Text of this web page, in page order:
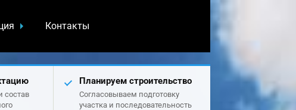
Контакты
состав
Планируем строительство
Согласовываем подготовку
участка и последовательность